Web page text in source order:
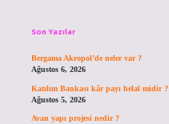
Son Yazılar
Bergama Akropol’de neler var ?
Ağustos 6, 2026
Katılım Bankası kâr payı helal midir ?
Ağustos 5, 2026
Avan yapı projesi nedir ?